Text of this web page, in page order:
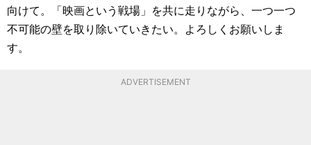
向けて。「映画という戦場」を共に走りながら、一つ一つ
不可能の壁を取り除いていきたい。よろしくお願いしま
す。
ADVERTISEMENT